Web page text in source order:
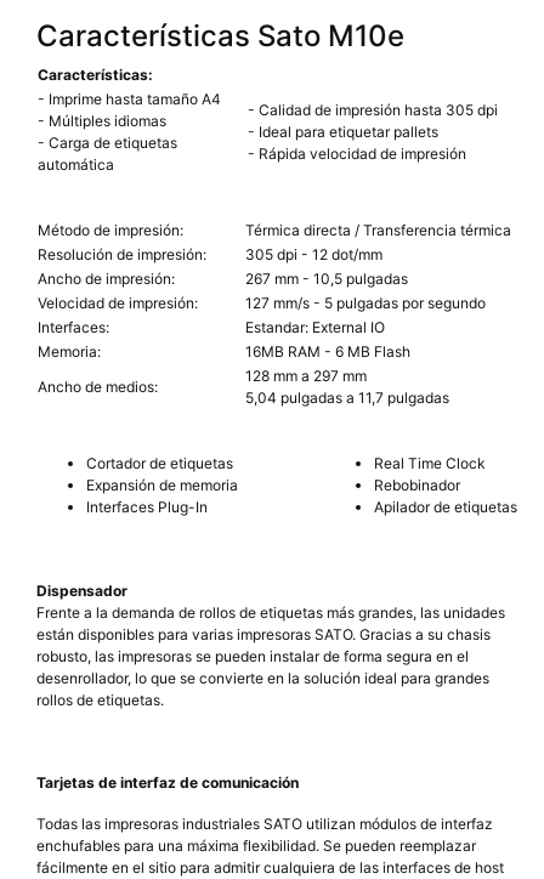
Características Sato M10e
Características:
- Imprime hasta tamaño A4
- Múltiples idiomas
- Carga de etiquetas
automática
- Calidad de impresión hasta 305 dpi
- Ideal para etiquetar pallets
- Rápida velocidad de impresión
Método de impresión:
Térmica directa / Transferencia térmica
Resolución de impresión:
305 dpi - 12 dot/mm
Ancho de impresión:
267 mm - 10,5 pulgadas
Velocidad de impresión:
127 mm/s - 5 pulgadas por segundo
Interfaces:
Estandar: External IO
Memoria:
16MB RAM - 6 MB Flash
Ancho de medios:
128 mm a 297 mm
5,04 pulgadas a 11,7 pulgadas
Cortador de etiquetas
Expansión de memoria
Interfaces Plug-In
Real Time Clock
Rebobinador
Apilador de etiquetas
Dispensador
Frente a la demanda de rollos de etiquetas más grandes, las unidades
están disponibles para varias impresoras SATO. Gracias a su chasis
robusto, las impresoras se pueden instalar de forma segura en el
desenrollador, lo que se convierte en la solución ideal para grandes
rollos de etiquetas.
Tarjetas de interfaz de comunicación
Todas las impresoras industriales SATO utilizan módulos de interfaz
enchufables para una máxima flexibilidad. Se pueden reemplazar
fácilmente en el sitio para admitir cualquiera de las interfaces de host